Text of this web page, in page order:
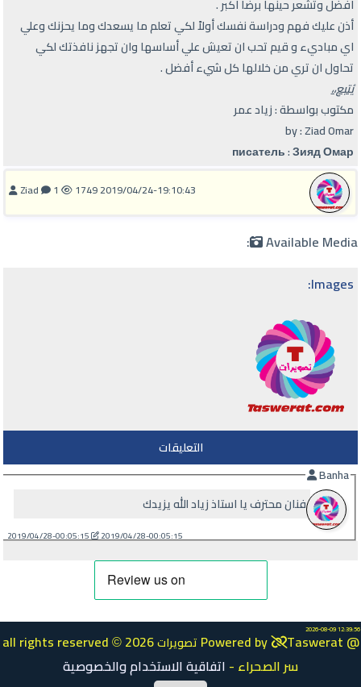
افضل وتشعر حينها برضا اكبر .
أذن عليك فهم ودراسة نفسك أولاً لكي تعلم ما يسعدك وما يحزنك وعلي
اي مباديء و قيم تحب ان تعيش علي أساسها وان تجهز نافذتك لكي
تحاول ان تري من خلالها كل شيء أفضل .
يُتبع،،
مكتوب بواسطة : زياد عمر
by : Ziad Omar
писатель : Зияд Омар
Ziad 1 17492019/04/24-19:10:43
Available Media:
Images:
التعليقات
Banha
2019/04/28-00:05:15 2019/04/28-00:05:15
فنان محترف يا استاذ زياد الله يزيدك
all rights reserved © تصويرات 2026 Powered by
Taswerat @
سر الصحراء - اتفاقية الاستخدام والخصوصية
2026-08-09 12:39:56